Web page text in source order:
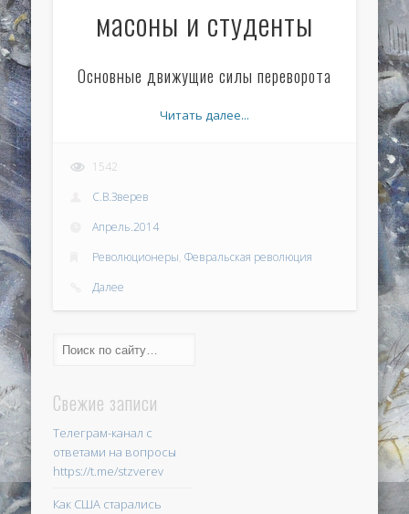
масоны и студенты
Основные движущие силы переворота
Читать далее...
1542
С.В.Зверев
Апрель.2014
Революционеры,Февральская революция
Далее
Свежие записи
Телеграм-канал с
ответами на вопросы
https://t.me/stzverev
Как США старались